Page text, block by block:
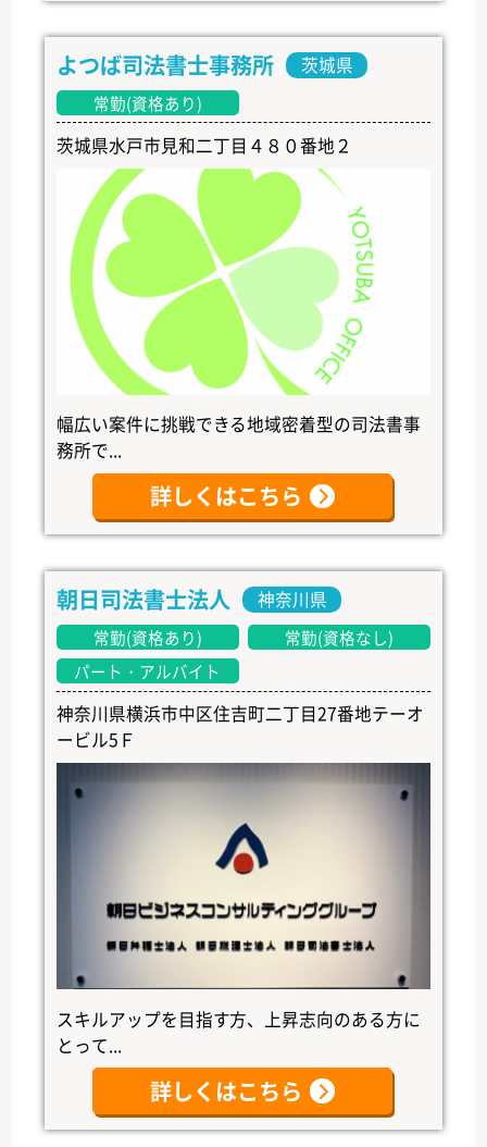
よつば司法書士事務所 茨城県
常勤(資格あり)
茨城県水戸市見和二丁目４８０番地２
幅広い案件に挑戦できる地域密着型の司法書事
務所で...
詳しくはこちら
朝日司法書士法人 神奈川県
常勤(資格あり)
常勤(資格なし)
パート・アルバイト
神奈川県横浜市中区住吉町二丁目27番地テーオ
ービル5Ｆ
スキルアップを目指す方、上昇志向のある方に
とって...
詳しくはこちら